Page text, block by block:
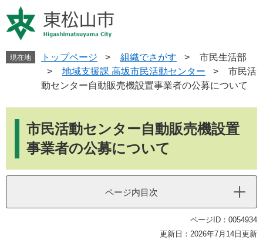
ー
ジ
ニ
ュ
現在地 トップページ > 組織でさがす >
市民生活部
>
地域支援課 高坂市民活動センター >
市民活
動センター自動販売機設置事業者の公募について
市民活動センター自動販売機設置
事業者の公募について
ページ内目次
ページID：0054934
更新日：2026年7月14日更新